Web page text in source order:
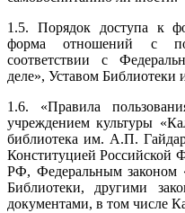
1.5. Порядок доступа к
форма отношений с
соответствии с
деле», Уставом
1.6. «Правила
учреждением культуры
библиотека им. А.П.
Конституцией Российской
РФ, Федеральным законом
Библиотеки, другими
документами, в том числе